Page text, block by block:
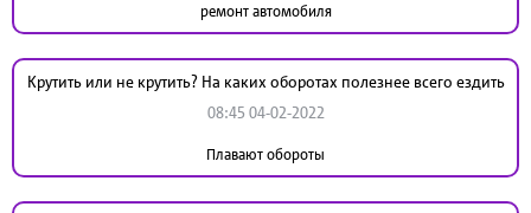
ремонт автомобиля
Крутить или не крутить? На каких оборотах полезнее всего ездить
08:45 04-02-2022
Плавают обороты